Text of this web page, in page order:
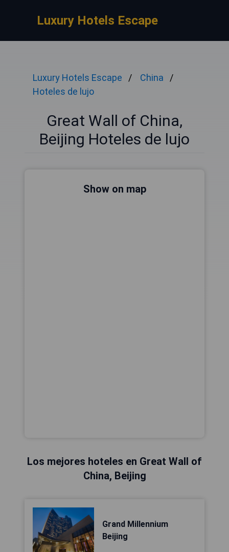
Luxury Hotels Escape
Luxury Hotels Escape
China
Hoteles de lujo
Great Wall of China,
Beijing Hoteles de lujo
Show on map
Los mejores hoteles en Great Wall of
China, Beijing
Grand Millennium
Beijing